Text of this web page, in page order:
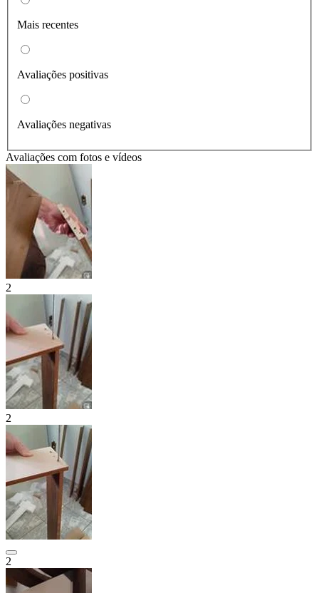
Mais recentes
Avaliações positivas
Avaliações negativas
Avaliações com fotos e vídeos
2
2
2